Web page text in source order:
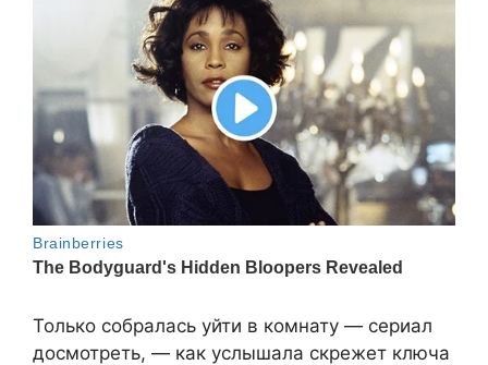
Только собралась уйти в комнату — сериал
досмотреть, — как услышала скрежет ключа